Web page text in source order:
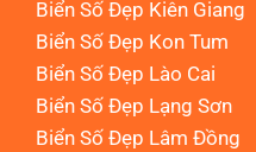
Biển Số Đẹp Kiên Giang
Biển Số Đẹp Kon Tum
Biển Số Đẹp Lào Cai
Biển Số Đẹp Lạng Sơn
Biển Số Đẹp Lâm Đồng